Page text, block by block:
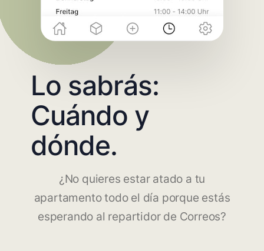
Lo sabrás:
Cuándo y
dónde.
¿No quieres estar atado a tu
apartamento todo el día porque estás
esperando al repartidor de Correos?